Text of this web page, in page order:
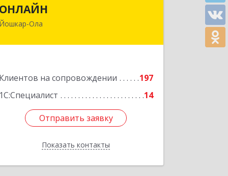
ОНЛАЙН
Йошкар-Ола
Клиентов на сопровождении
197
1С:Специалист
14
Отправить заявку
Показать контакты
424000, Марий Эл Респ, Йошкар-Ола г,
Отправить заявку
Назад